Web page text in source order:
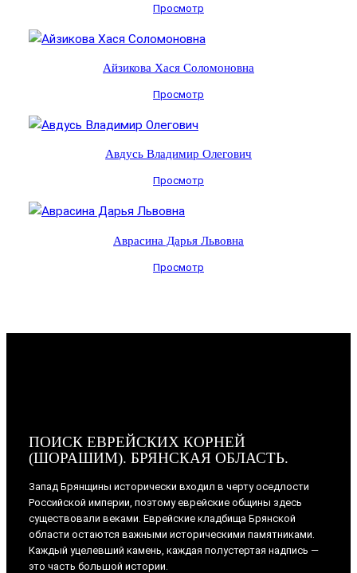
Просмотр
Айзикова Хася Соломоновна
Просмотр
Авдусь Владимир Олегович
Просмотр
Аврасина Дарья Львовна
Просмотр
ПОИСК ЕВРЕЙСКИХ КОРНЕЙ
(ШОРАШИМ). БРЯНСКАЯ ОБЛАСТЬ.
Запад Брянщины исторически входил в черту оседлости
Российской империи, поэтому еврейские общины здесь
существовали веками. Еврейские кладбища Брянской
области остаются важными историческими памятниками.
Каждый уцелевший камень, каждая полустертая надпись —
это часть большой истории.